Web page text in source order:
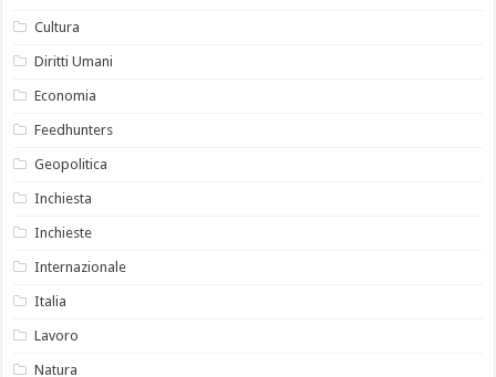
Cultura
Diritti Umani
Economia
Feedhunters
Geopolitica
Inchiesta
Inchieste
Internazionale
Italia
Lavoro
Natura